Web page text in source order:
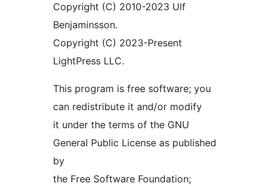
Copyright (C) 2010-2023 Ulf
Benjaminsson.
Copyright (C) 2023-Present
LightPress LLC.
This program is free software; you
can redistribute it and/or modify
it under the terms of the GNU
General Public License as published
by
the Free Software Foundation;